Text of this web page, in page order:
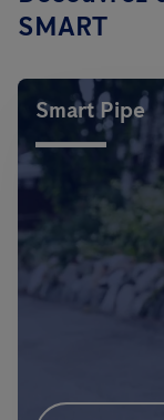
SMART
Smart Pipe